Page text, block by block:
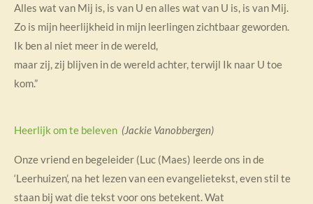
Alles wat van Mij is, is van U en alles wat van U is, is van Mij.
Zo is mijn heerlijkheid in mijn leerlingen zichtbaar geworden.
Ik ben al niet meer in de wereld,
maar zij, zij blijven in de wereld achter, terwijl Ik naar U toe
kom.”
Heerlijk om te beleven (Jackie Vanobbergen)
Onze vriend en begeleider (Luc (Maes) leerde ons in de
‘Leerhuizen’, na het lezen van een evangelietekst, even stil te
staan bij wat die tekst voor ons betekent. Wat